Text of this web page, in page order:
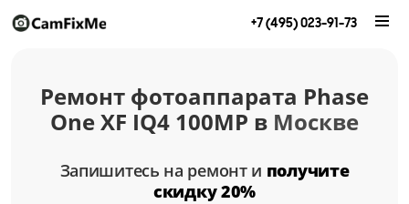
+7 (495) 023-91-73
Ремонт фотоаппарата Phase
One XF IQ4 100MP в Москве
Запишитесь на ремонт и получите
скидку 20%